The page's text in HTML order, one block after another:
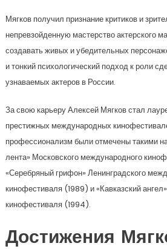
Мягков получил признание критиков и
непревзойденную мастерство актерского
создавать живых и убедительных
и тонкий психологический подход к роли
узнаваемых актеров в России.
За свою карьеру Алексей Мягков стал
престижных международных
профессионализм были отмечены такими
лента» Московского международного
«Серебряный грифон» Ленинградского
кинофестиваля (1989) и «Кавказский
кинофестиваля (1994).
Достижения